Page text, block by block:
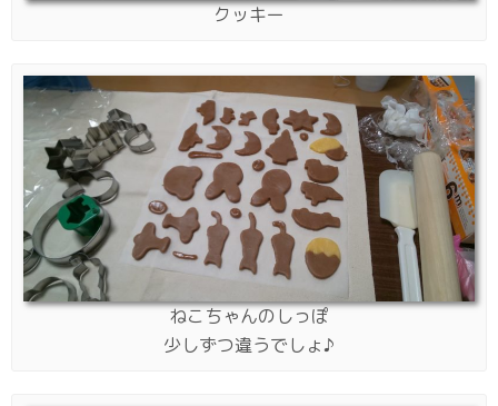
クッキー
ねこちゃんのしっぽ
少しずつ違うでしょ♪